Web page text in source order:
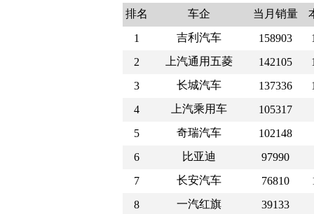
排名 车企 当月销量
1 吉利汽车 158903
2
上汽通用五菱 142105
3
长城汽车 137336
4
上汽乘用车
105317
5
奇瑞汽车
102148
6
比亚迪
97990
7
长安汽车 76810
8
一汽红旗
39133